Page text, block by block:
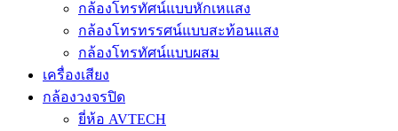
กล้องโทรทัศน์แบบหักเหแสง
กล้องโทรทรรศน์แบบสะท้อนแสง
กล้องโทรทัศน์แบบผสม
เครื่องเสียง
กล้องวงจรปิด
ยี่ห้อ AVTECH